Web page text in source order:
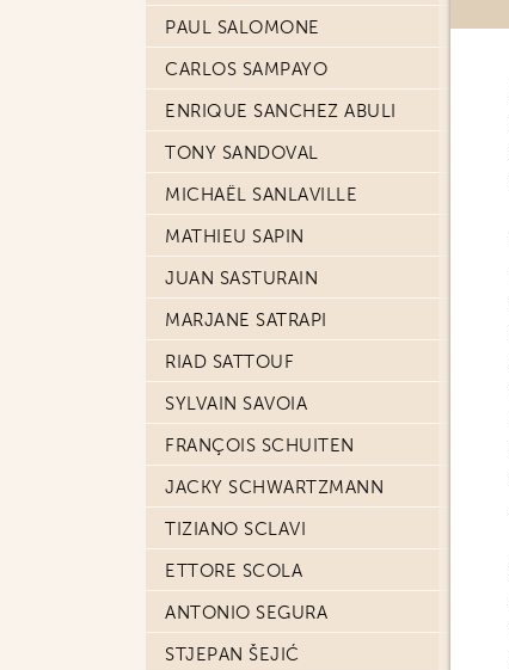
PAUL SALOMONE
CARLOS SAMPAYO
ENRIQUE SANCHEZ ABULI
TONY SANDOVAL
MICHAËL SANLAVILLE
MATHIEU SAPIN
JUAN SASTURAIN
MARJANE SATRAPI
RIAD SATTOUF
SYLVAIN SAVOIA
FRANÇOIS SCHUITEN
JACKY SCHWARTZMANN
TIZIANO SCLAVI
ETTORE SCOLA
ANTONIO SEGURA
STJEPAN ŠEJIĆ